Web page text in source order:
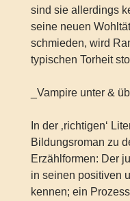
sind sie allerdings
seine neuen
schmieden, wird
typischen Torheit
_Vampire unter &
In der ‚richtigen‘
Bildungsroman zu
Erzählformen: Der
in seinen positiven
kennen; ein